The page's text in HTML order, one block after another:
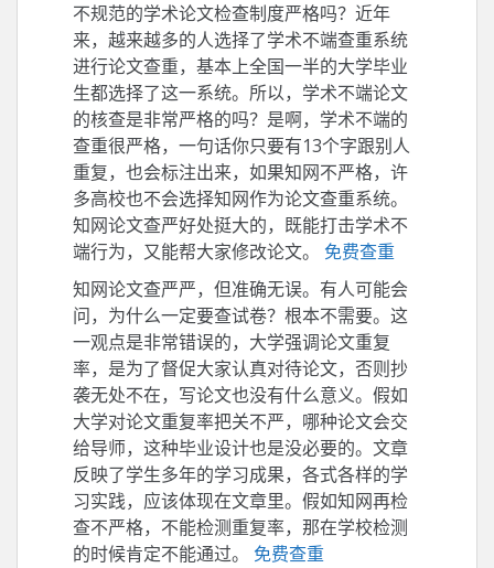
不规范的学术论文检查制度严格吗？近年
来，越来越多的人选择了学术不端查重系统
进行论文查重，基本上全国一半的大学毕业
生都选择了这一系统。所以，学术不端论文
的核查是非常严格的吗？是啊，学术不端的
查重很严格，一句话你只要有13个字跟别人
重复，也会标注出来，如果知网不严格，许
多高校也不会选择知网作为论文查重系统。
知网论文查严好处挺大的，既能打击学术不
端行为，又能帮大家修改论文。 免费查重
知网论文查严严，但准确无误。有人可能会
问，为什么一定要查试卷？根本不需要。这
一观点是非常错误的，大学强调论文重复
率，是为了督促大家认真对待论文，否则抄
袭无处不在，写论文也没有什么意义。假如
大学对论文重复率把关不严，哪种论文会交
给导师，这种毕业设计也是没必要的。文章
反映了学生多年的学习成果，各式各样的学
习实践，应该体现在文章里。假如知网再检
查不严格，不能检测重复率，那在学校检测
的时候肯定不能通过。 免费查重